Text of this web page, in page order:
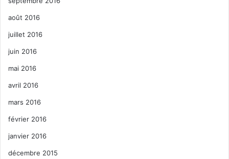
août 2016
juillet 2016
juin 2016
mai 2016
avril 2016
mars 2016
février 2016
janvier 2016
décembre 2015